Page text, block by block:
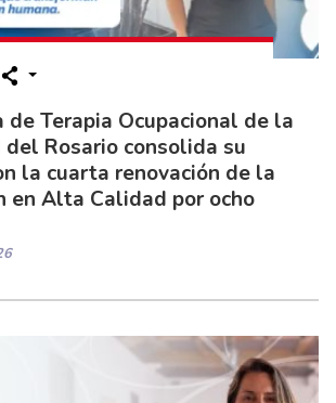
de Terapia Ocupacional de la
Rosario consolida su
la cuarta renovación de la
en Alta Calidad por ocho